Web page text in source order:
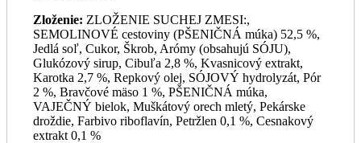
Zloženie: ZLOŽENIE SUCHEJ ZMESI:,
SEMOLINOVÉ cestoviny (PŠENIČNÁ múka) 52,5 %,
Jedlá soľ, Cukor, Škrob, Arómy (obsahujú SÓJU),
Glukózový sirup, Cibuľa 2,8 %, Kvasnicový extrakt,
Karotka 2,7 %, Repkový olej, SÓJOVÝ hydrolyzát, Pór
2 %, Bravčové mäso 1 %, PŠENIČNÁ múka,
VAJEČNÝ bielok, Muškátový orech mletý, Pekárske
droždie, Farbivo riboflavín, Petržlen 0,1 %, Cesnakový
extrakt 0,1 %